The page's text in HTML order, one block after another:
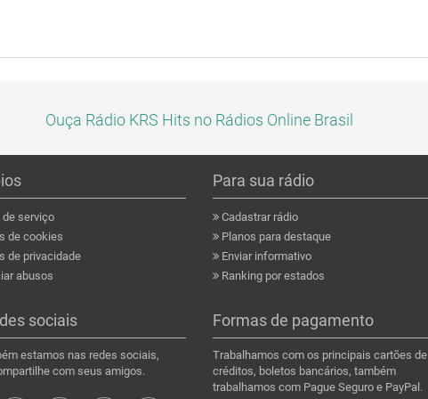
Ouça Rádio KRS Hits no Rádios Online Brasil
serviço
de cookies
de privacidade
abusos
Para sua rádio
Cadastrar rádio
Planos para destaque
Enviar informativo
Ranking por estados
sociais
estamos nas redes sociais,
com seus amigos.
Formas de pagamento
Trabalhamos com os principais cartões de
créditos, boletos bancários, também
trabalhamos com Pague Seguro e PayPal.